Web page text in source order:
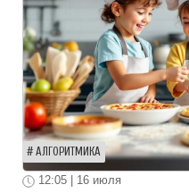
АЛГОРИТМИКА
12:05 | 16 июля